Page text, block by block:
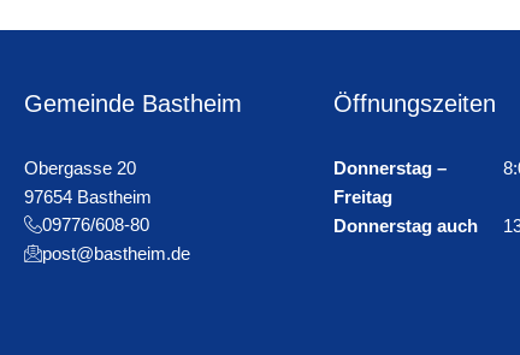
Gemeinde Bastheim
Obergasse 20
97654 Bastheim
09776/608-80
post@bastheim.de
Öffnungszeiten
Donnerstag –
Freitag
Donnerstag auch